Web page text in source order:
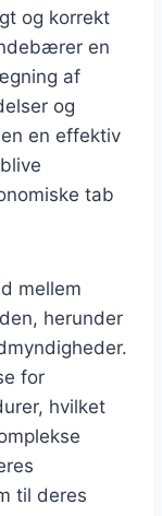
og korrekt
en
af
og
en effektiv
tab
mellem
herunder
for
hvilket
til deres